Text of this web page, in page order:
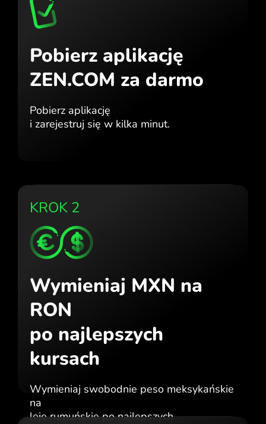
Pobierz aplikację
ZEN.COM za darmo
Pobierz aplikację
i zarejestruj się w kilka minut.
KROK 2
Wymieniaj MXN na
RON
po najlepszych
kursach
Wymieniaj swobodnie peso meksykańskie
na
leje rumuńskie po najlepszych